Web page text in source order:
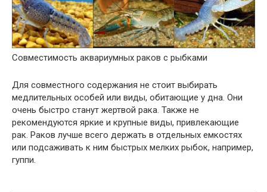
Совместимость аквариумных раков с рыбками
Для совместного содержания не стоит выбирать
медлительных особей или виды, обитающие у дна. Они
очень быстро станут жертвой рака. Также не
рекомендуются яркие и крупные виды, привлекающие
рак. Раков лучше всего держать в отдельных емкостях
или подсаживать к ним быстрых мелких рыбок, например,
гуппи.